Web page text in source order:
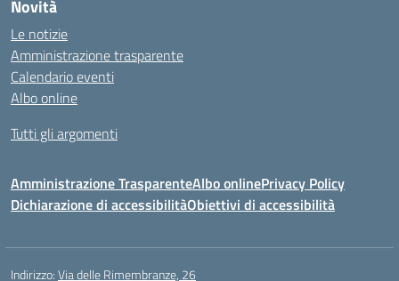
Novità
Le notizie
Amministrazione trasparente
Calendario eventi
Albo online
Tutti gli argomenti
Amministrazione TrasparenteAlbo onlinePrivacy Policy
Dichiarazione di accessibilitàObiettivi di accessibilità
Indirizzo:Via delle Rimembranze, 26